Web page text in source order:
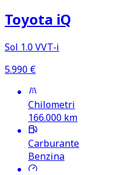
Toyota iQ
Sol 1.0 VVT‑i
5.990 €
Chilometri
166.000 km
Carburante
Benzina